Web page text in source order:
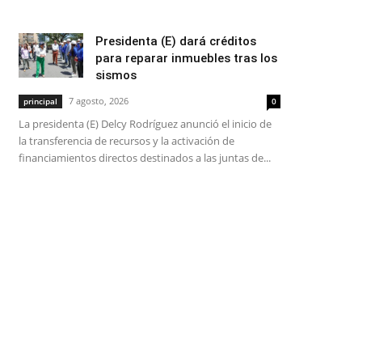
Presidenta (E) dará créditos
para reparar inmuebles tras los
sismos
principal 7 agosto, 2026 0
La presidenta (E) Delcy Rodríguez anunció el inicio de
la transferencia de recursos y la activación de
financiamientos directos destinados a las juntas de...